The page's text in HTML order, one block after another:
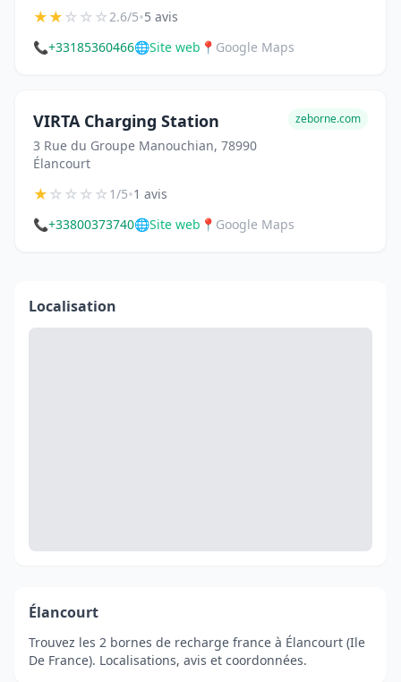
★★☆☆☆2.6/5•5 avis
📞+33185360466🌐Site web 📍 Google Maps
VIRTA Charging Station
3 Rue du Groupe Manouchian, 78990
Élancourt
zeborne.com
★☆☆☆☆1/5•1 avis
📞+33800373740🌐Site web 📍 Google Maps
Localisation
Élancourt
Trouvez les 2 bornes de recharge france à Élancourt (Ile
De France). Localisations, avis et coordonnées.